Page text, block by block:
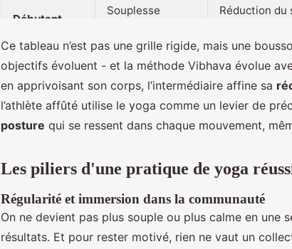
Débutant
Souplesse
Réduction du
Intermédiaire
Récupération
musculaire
Amélioration
effort, gain
Confirmé
proprioception
Performance
micro-
Ce tableau n’est pas une grille rigide, mais une
objectifs évoluent - et la méthode Vibhava évolue
en apprivoisant son corps, l’intermédiaire affine sa
l’athlète affûté utilise le yoga comme un levier de
posture qui se ressent dans chaque mouvement,
Les piliers d'une pratique de yoga
Régularité et immersion dans la communauté
On ne devient pas plus souple ou plus calme en une
résultats. Et pour rester motivé, rien ne vaut un